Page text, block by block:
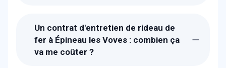
vous à Épineau les Voves dans la
journée. La durée de l'entretien est de 1H
à 3H.
Un contrat d'entretien de rideau de
fer à Épineau les Voves : combien ça
va me coûter ?